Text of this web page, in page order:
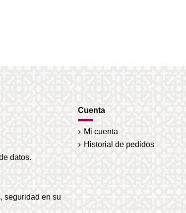
datos.
seguridad en su
Cuenta
Mi cuenta
Historial de pedidos